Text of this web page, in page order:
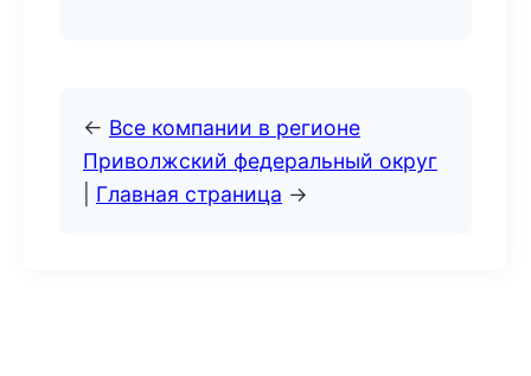
← Все компании в регионе
Приволжский федеральный округ
Главная страница →